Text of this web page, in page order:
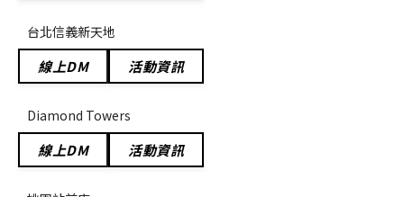
台北信義新天地
線上DM 活動資訊
Diamond Towers
線上DM 活動資訊